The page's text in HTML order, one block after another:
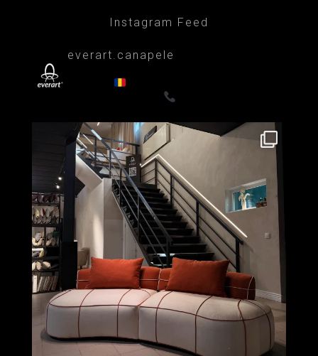
Instagram Feed
everart.canapele